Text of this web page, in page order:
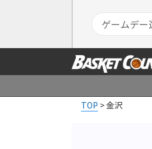
TOP >金沢